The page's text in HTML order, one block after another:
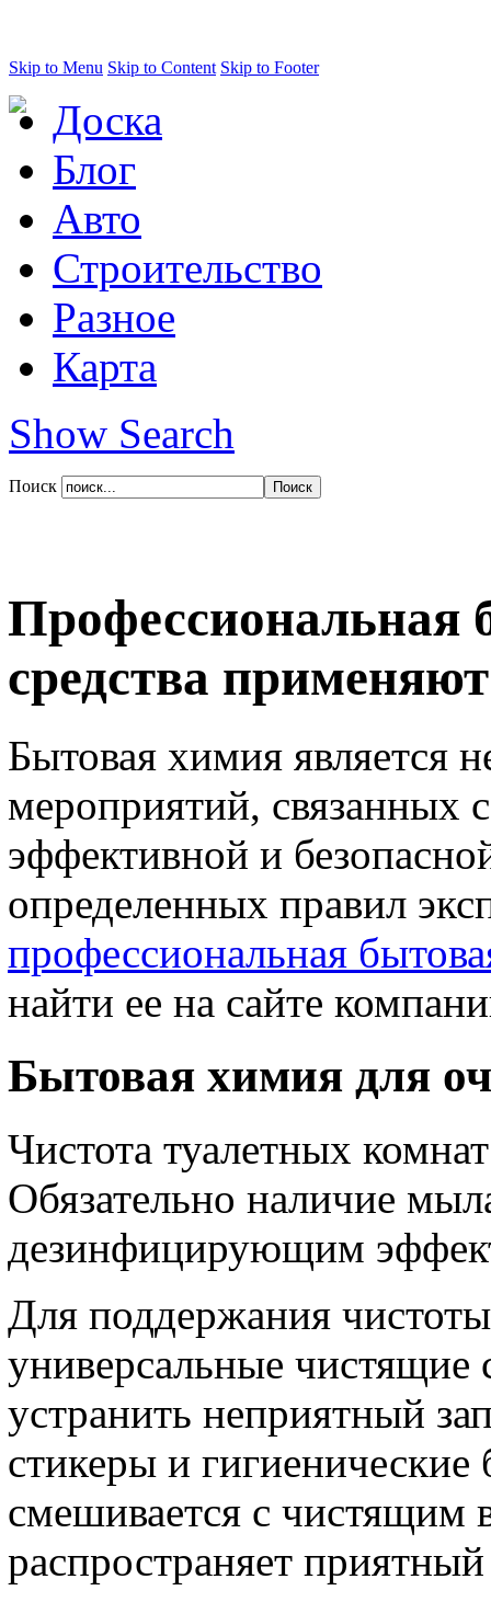
Skip to Menu Skip to Content Skip to Footer
Доска
Блог
Авто
Строительство
Разное
Карта
Show Search
Поиск
Профессиональная
средства
Бытовая химия является
мероприятий, связанных
эффективной и
определенных правил
профессиональная
найти ее на сайте
Бытовая химия для
Чистота туалетных
Обязательно наличие
дезинфицирующим
Для поддержания
универсальные чистящие
устранить неприятный
стикеры и
смешивается с чистящим
распространяет